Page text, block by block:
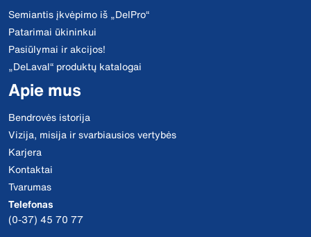
Semiantis įkvėpimo iš „DelPro“
Patarimai ūkininkui
Pasiūlymai ir akcijos!
„DeLaval“ produktų katalogai
Apie mus
Bendrovės istorija
Vizija, misija ir svarbiausios vertybės
Karjera
Kontaktai
Tvarumas
Telefonas
(0-37) 45 70 77